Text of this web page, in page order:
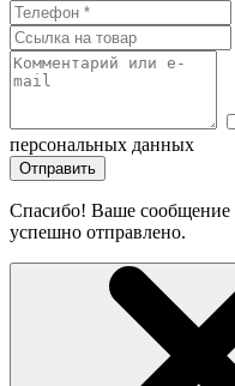
персональных данных
Отправить
Спасибо! Ваше сообщение
успешно отправлено.